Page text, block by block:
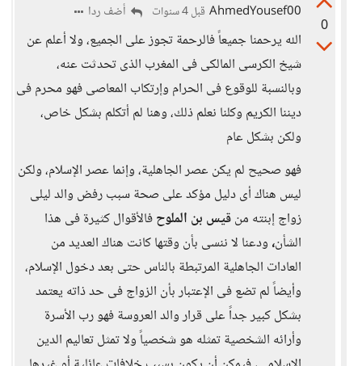
0
AhmedYousef00 قبل 4 سنوات أضف ردا
الله يرحمنا جميعاً فالرحمة تجوز على الجميع، ولا أعلم عن
شيخ الكرسى المالكى فى المغرب الذى تحدثت عنه،
وبالنسبة للوقوع فى الحرام وإرتكاب المعاصى فهو محرم فى
ديننا الكريم وكلنا نعلم ذلك، وهنا لم أتكلم بشكل خاص،
ولكن بشكل عام
فهو صحيح لم يكن عصر الجاهلية، وإنما عصر الإسلام، ولكن
ليس هناك أى دليل مؤكد على صحة سبب رفض والد ليلى
زواج إبنته منقيس بن الملوحفالأقوال كثيرة فى هذا
الشأن، ودعنا لا ننسى بأن وقتها كانت هناك العديد من
العادات الجاهلية المرتبطة بالناس حتى بعد دخول الإسلام،
وأيضاً لم تضع فى الإعتبار بأن الزواج فى حد ذاته يعتمد
بشكل كبير جداً على قرار والد العروسة فهو رب الأسرة
وأرائه الشخصية تمثله هو شخصياً ولا تمثل تعاليم الدين